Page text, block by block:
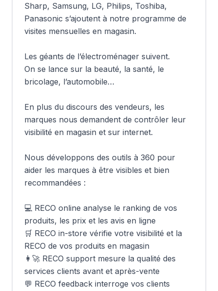
Sharp, Samsung, LG, Philips, Toshiba,
Panasonic s’ajoutent à notre programme de
visites mensuelles en magasin.
Les géants de l’électroménager suivent.
On se lance sur la beauté, la santé, le
bricolage, l’automobile…
En plus du discours des vendeurs, les
marques nous demandent de contrôler leur
visibilité en magasin et sur internet.
Nous développons des outils à 360 pour
aider les marques à être visibles et bien
recommandées :
💻 RECO online analyse le ranking de vos
produits, les prix et les avis en ligne
🛒 RECO in-store vérifie votre visibilité et la
RECO de vos produits en magasin
👩‍🚀 RECO support mesure la qualité des
services clients avant et après-vente
💬 RECO feedback interroge vos clients